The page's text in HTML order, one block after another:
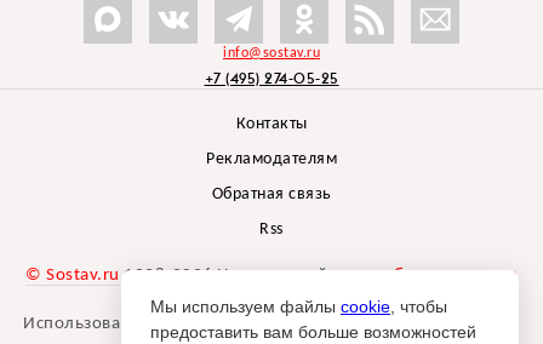
info@sostav.ru
+7 (495) 274-05-25
Контакты
Рекламодателям
Обратная связь
Rss
© Sostav.ru 1998-2026 Независимый проектбрендингового
агентства Depot
Использование материалов Sostav.ru допустимо только при
Мы используем файлы cookie , чтобы
предоставить вам больше возможностей